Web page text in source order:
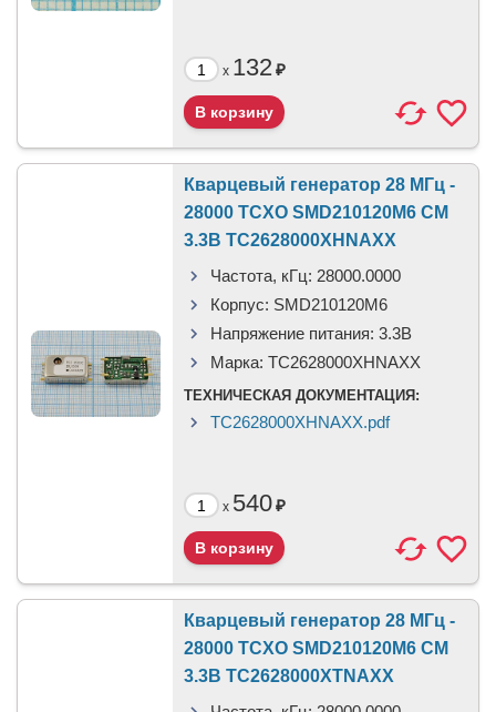
x 132₽
Кварцевый генератор 28 МГц -
28000 TCXO SMD210120M6 CM
3.3В TC2628000XHNAXX
Частота, кГц: 28000.0000
Корпус: SMD210120M6
Напряжение питания: 3.3В
Марка: TC2628000XHNAXX
ТЕХНИЧЕСКАЯ ДОКУМЕНТАЦИЯ:
TC2628000XHNAXX.pdf
x 540₽
Кварцевый генератор 28 МГц -
28000 TCXO SMD210120M6 CM
3.3В TC2628000XTNAXX